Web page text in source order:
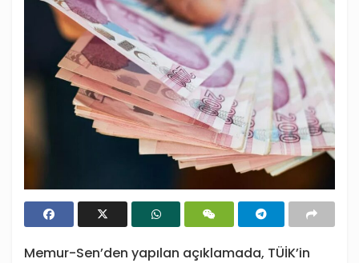
Memur-Sen’den yapılan açıklamada, TÜİK’in